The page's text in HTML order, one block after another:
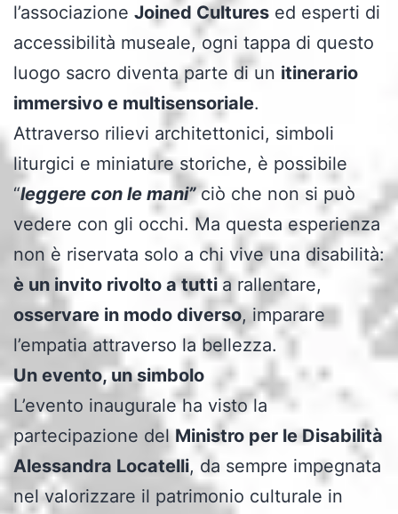
l’associazione Joined Cultures ed esperti di
accessibilità museale, ogni tappa di questo
luogo sacro diventa parte di un itinerario
immersivo e multisensoriale.
Attraverso rilievi architettonici, simboli
liturgici e miniature storiche, è possibile
“leggere con le mani”ciò che non si può
vedere con gli occhi. Ma questa esperienza
non è riservata solo a chi vive una disabilità:
è un invito rivolto a tutti a rallentare,
osservare in modo diverso, imparare
l’empatia attraverso la bellezza.
Un evento, un simbolo
L’evento inaugurale ha visto la
partecipazione del Ministro per le Disabilità
Alessandra Locatelli, da sempre impegnata
nel valorizzare il patrimonio culturale in